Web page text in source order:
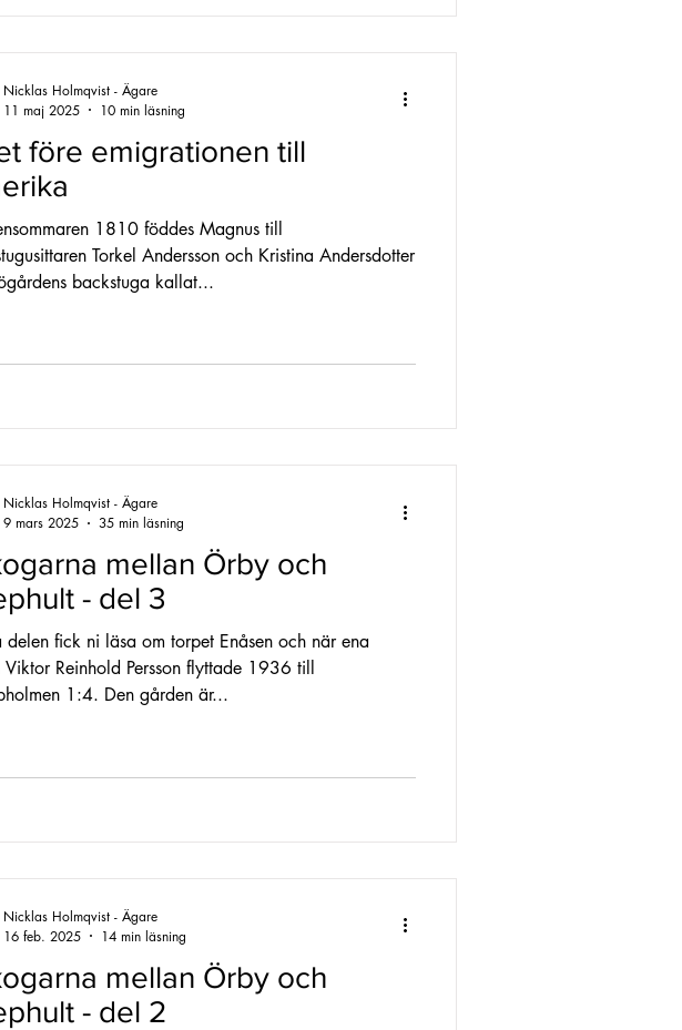
före emigrationen till
1810 föddes Magnus till
Torkel Andersson och Kristina Andersdotter
backstuga kallat...
Nicklas Holmqvist - Ägare
11 maj 2025
10 min läsning
mellan Örby och
- del 3
delen fick ni läsa om torpet Enåsen och när ena
Viktor Reinhold Persson flyttade 1936 till
1:4. Den gården är...
Nicklas Holmqvist - Ägare
9 mars 2025
35 min läsning
mellan Örby och
- del 2
Nicklas Holmqvist - Ägare
16 feb. 2025
14 min läsning